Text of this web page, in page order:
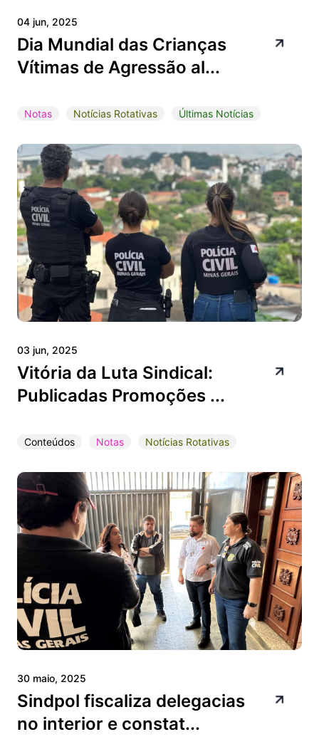
04 jun, 2025
Dia Mundial das Crianças
Vítimas de Agressão al...
Notas Notícias Rotativas Últimas Notícias
03 jun, 2025
Vitória da Luta Sindical:
Publicadas Promoções ...
Conteúdos Notas Notícias Rotativas
30 maio, 2025
Sindpol fiscaliza delegacias
no interior e constat...